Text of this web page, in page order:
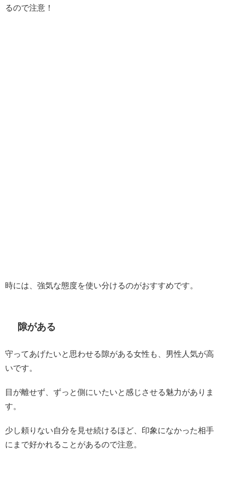
るので注意！
時には、強気な態度を使い分けるのがおすすめです。
隙がある
守ってあげたいと思わせる隙がある女性も、男性人気が高
いです。
目が離せず、ずっと側にいたいと感じさせる魅力がありま
す。
少し頼りない自分を見せ続けるほど、印象になかった相手
にまで好かれることがあるので注意。